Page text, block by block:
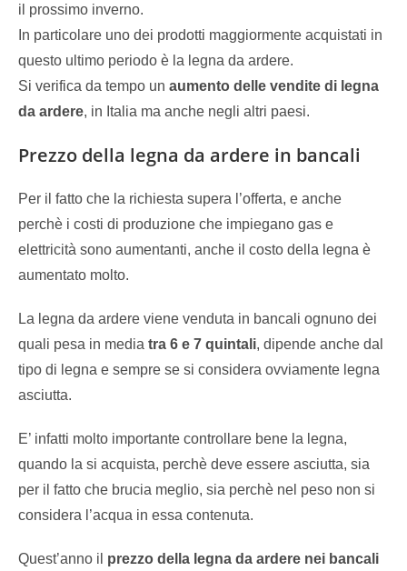
il prossimo inverno.
In particolare uno dei prodotti maggiormente acquistati in
questo ultimo periodo è la legna da ardere.
Si verifica da tempo un aumento delle vendite di legna
da ardere, in Italia ma anche negli altri paesi.
Prezzo della legna da ardere in bancali
Per il fatto che la richiesta supera l’offerta, e anche
perchè i costi di produzione che impiegano gas e
elettricità sono aumentanti, anche il costo della legna è
aumentato molto.
La legna da ardere viene venduta in bancali ognuno dei
quali pesa in media tra 6 e 7 quintali, dipende anche dal
tipo di legna e sempre se si considera ovviamente legna
asciutta.
E’ infatti molto importante controllare bene la legna,
quando la si acquista, perchè deve essere asciutta, sia
per il fatto che brucia meglio, sia perchè nel peso non si
considera l’acqua in essa contenuta.
Quest’anno il prezzo della legna da ardere nei bancali